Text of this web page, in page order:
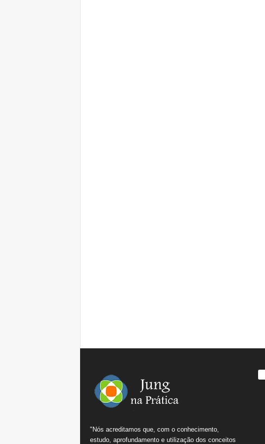
"Nós acreditamos que, com o conhecimento,
estudo, aprofundamento e utilização dos conceitos